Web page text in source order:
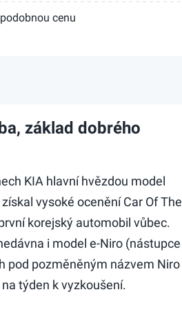
cenu
základ dobrého
KIA hlavní hvězdou model
vysoké ocenění Car Of The
korejský automobil vůbec.
i model e-Niro (nástupce
pod pozměněným názvem Niro
týden k vyzkoušení.